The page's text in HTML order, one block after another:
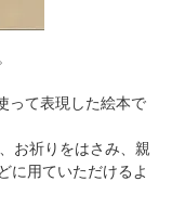
って表現した絵本で
お祈りをはさみ、親
に用ていただけるよ